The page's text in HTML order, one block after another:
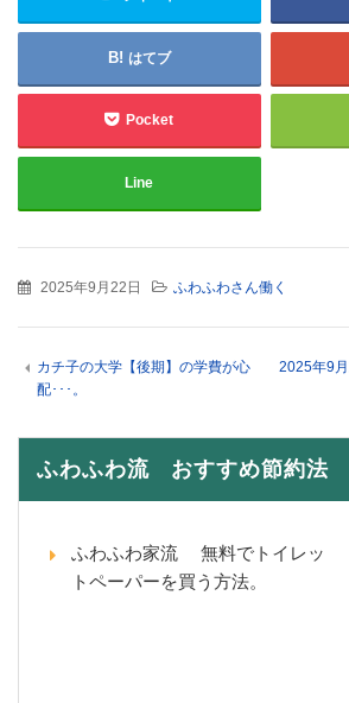
はてブ
Pocket
Line
2025年9月22日 ふわふわさん働く
カチ子の大学【後期】の学費が心
配･･･。
2025年9
ふわふわ流 おすすめ節約法
ふわふわ家流 無料でトイレッ
トペーパーを買う方法。